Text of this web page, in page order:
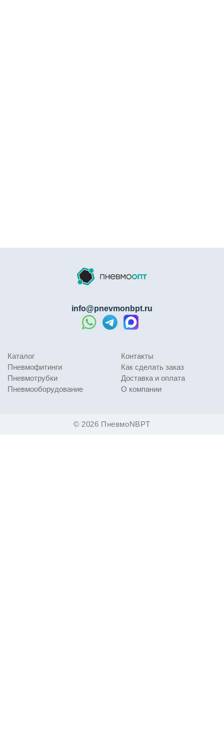
© 2026 ПневмоNBPT
Каталог
Пневмофитинги
Пневмотрубки
Пневмооборудование
Контакты
Как сделать заказ
Доставка и оплата
О компании
info@pnevmonbpt.ru